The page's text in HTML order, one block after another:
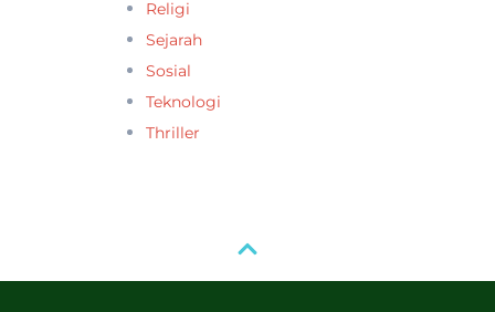
Religi
Sejarah
Sosial
Teknologi
Thriller